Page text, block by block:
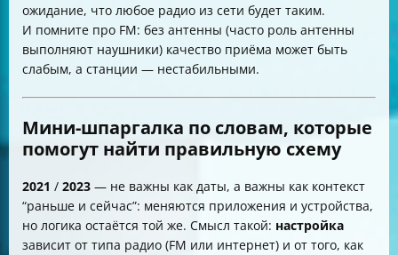
ожидание, что любое радио из сети будет таким.
И помните про FM: без антенны (часто роль антенны
выполняют наушники) качество приёма может быть
слабым, а станции — нестабильными.
Мини-шпаргалка по словам, которые
помогут найти правильную схему
2021 / 2023 — не важны как даты, а важны как контекст
“раньше и сейчас”: меняются приложения и устройства,
но логика остаётся той же. Смысл такой: настройка
зависит от типа радио (FM или интернет) и от того, как